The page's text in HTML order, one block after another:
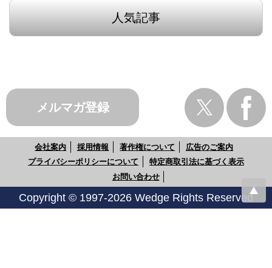
人気記事
メルマガ登録
会社案内 採用情報 著作権について
広告のご案内
プライバシーポリシーについて
特定商取引法に基づく表示
お問い合わせ
Copyright © 1997-2026 Wedge Rights Reserved